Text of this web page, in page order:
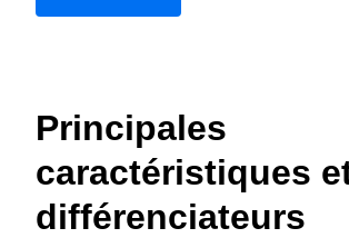
Regarder la vidéo
Principales
caractéristiques
différenciateurs